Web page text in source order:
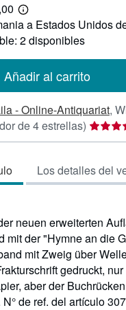
Más
información
sobre
las
envío
a Estados Unidos
2 disponibles
Añadir al carrito
- Online-Antiquariat,
de 4 estrellas)
del
4
de
Los detalles del
neuen erweiterten
mit der "Hymne an die
mit Zweig über
gedruckt,
aber der
N° de ref. del artículo